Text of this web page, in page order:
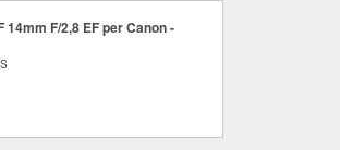
14mm F/2,8 EF per Canon -